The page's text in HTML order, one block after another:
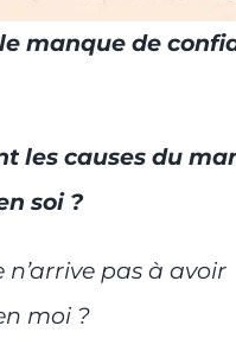
manque de
les causes du
soi ?
pas à avoir
moi ?